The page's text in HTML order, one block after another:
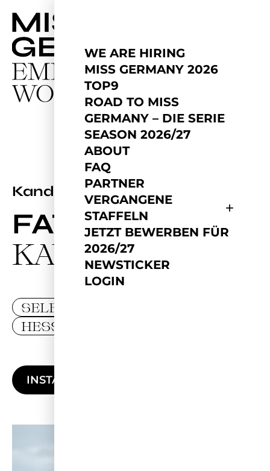
WE ARE HIRING
MISS GERMANY 2026
TOP9
ROAD TO MISS
GERMANY – DIE SERIE
SEASON 2026/27
ABOUT
FAQ
PARTNER
VERGANGENE
STAFFELN
JETZT BEWERBEN FÜR
2026/27
NEWSTICKER
LOGIN
Kandidatin2024
FATMA
KAYA
SELFLOVE
HESSEN
INSTAGRAM